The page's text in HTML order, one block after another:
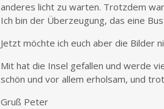
anderes licht zu warten. Trotzdem
Ich bin der Überzeugung, das eine
Jetzt möchte ich euch aber die Bilder
Mit hat die Insel gefallen und werde
schön und vor allem erholsam, und
Gruß Peter